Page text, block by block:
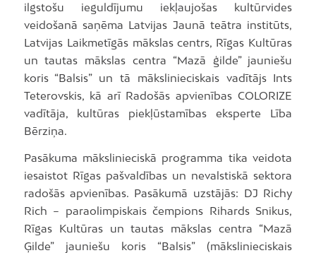
ilgstošu ieguldījumu iekļaujošas kultūrvides
veidošanā saņēma Latvijas Jaunā teātra institūts,
Latvijas Laikmetīgās mākslas centrs, Rīgas Kultūras
un tautas mākslas centra “Mazā ģilde” jauniešu
koris “Balsis” un tā mākslinieciskais vadītājs Ints
Teterovskis, kā arī Radošās apvienības COLORIZE
vadītāja, kultūras piekļūstamības eksperte Lība
Bērziņa.
Pasākuma mākslinieciskā programma tika veidota
iesaistot Rīgas pašvaldības un nevalstiskā sektora
radošās apvienības. Pasākumā uzstājās: DJ Richy
Rich – paraolimpiskais čempions Rihards Snikus,
Rīgas Kultūras un tautas mākslas centra “Mazā
Ģilde” jauniešu koris “Balsis” (mākslinieciskais